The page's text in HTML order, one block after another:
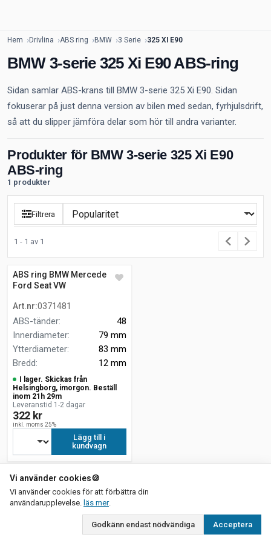
Hem Drivlina ABS ring BMW 3 Serie 325 XI E90
BMW 3-serie 325 Xi E90 ABS-ring
Sidan samlar ABS-krans till BMW 3-serie 325 Xi E90. Sidan
fokuserar på just denna version av bilen med sedan, fyrhjulsdrift,
så att du slipper jämföra delar som hör till andra varianter.
Produkter för BMW 3-serie 325 Xi E90
ABS-ring
1 produkter
Filtrera
1 - 1 av 1
ABS ring BMW Mercedes
Ford Seat VW
Art.nr:0371481
ABS-tänder:
48
Innerdiameter:
79 mm
Ytterdiameter:
83 mm
Bredd: 12 mm
I lager. Skickas från
Helsingborg, imorgon. Beställ
inom 21h 29m
Leveranstid 1-2 dagar
322 kr
inkl. moms 25%
Lägg till i
kundvagn
Vi använder cookies🍪
Vi använder cookies för att förbättra din
användarupplevelse. läs merom vår integritetspolicy
.
Godkänn endast nödvändiga Acceptera